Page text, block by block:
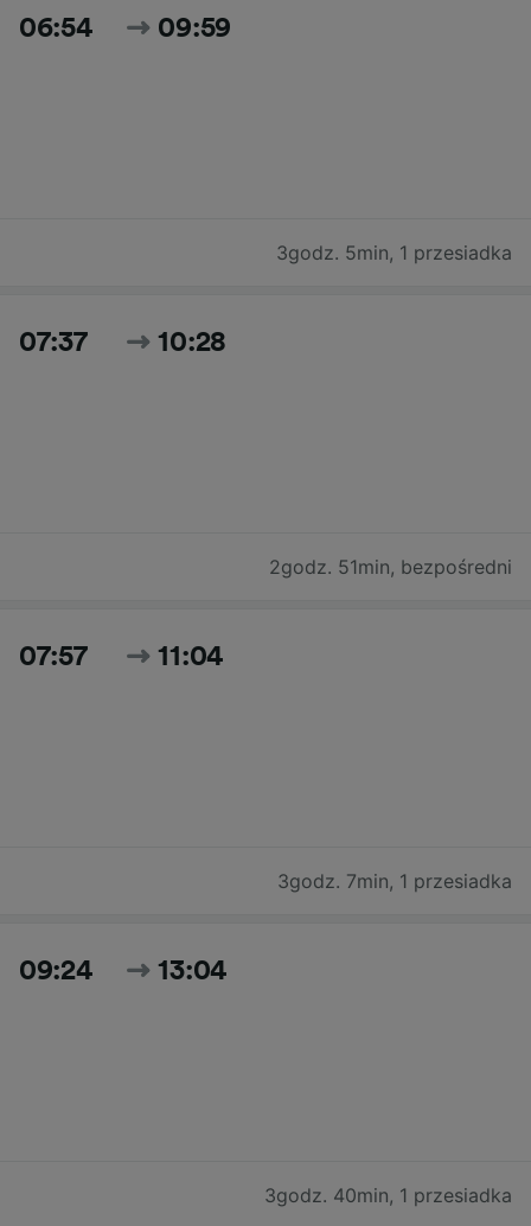
06:54 09:59
3godz. 5min, 1 przesiadka
07:37 10:28
2godz. 51min, bezpośredni
07:57 11:04
3godz. 7min, 1 przesiadka
09:24 13:04
3godz. 40min, 1 przesiadka